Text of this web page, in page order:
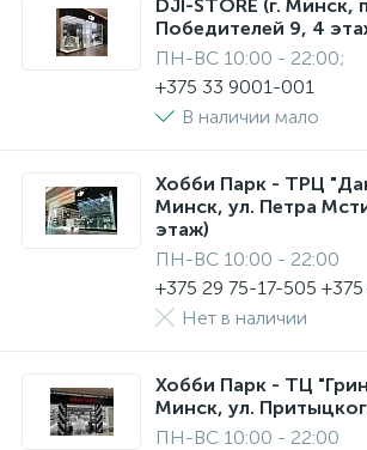
DJI-STORE (г. Минск,
Победителей 9, 4
ПН-ВС 10:00 - 22:00;
+375 33 9001-001
В наличии мало
Хобби Парк - ТРЦ
Минск, ул. Петра
этаж)
ПН-ВС 10:00 - 22:00
+375 29 75-17-505
Нет в наличии
Хобби Парк - ТЦ
Минск, ул.
ПН-ВС 10:00 - 22:00